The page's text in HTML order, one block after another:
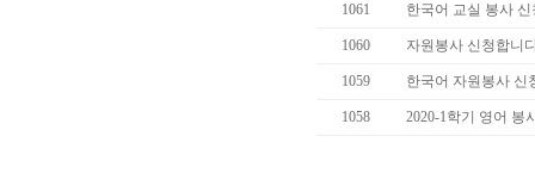
1061 한국어 교실 봉사
1060 자원봉사 신청합니
1059 한국어 자원봉사 신
1058 2020-1학기 영어 봉